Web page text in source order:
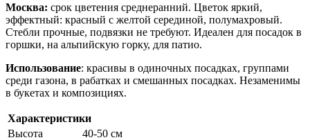
Москва: срок цветения среднеранний. Цветок яркий,
эффектный: красный с желтой серединой, полумахровый.
Стебли прочные, подвязки не требуют. Идеален для посадок в
горшки, на альпийскую горку, для патио.
Использование: красивы в одиночных посадках, группами
среди газона, в рабатках и смешанных посадках. Незаменимы
в букетах и композициях.
Характеристики
Высота
40-50 см